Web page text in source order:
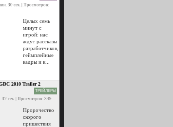
30 сек. | Просмотров:
Целых семь
минут с
игрой: нас
ждут рассказы
разработчиков,
геймплейные
кадры и к...
2010 Trailer 2
ТРЕЙЛЕРЫ
32 сек. | Просмотров: 349
Пророчество
скорого
пришествия